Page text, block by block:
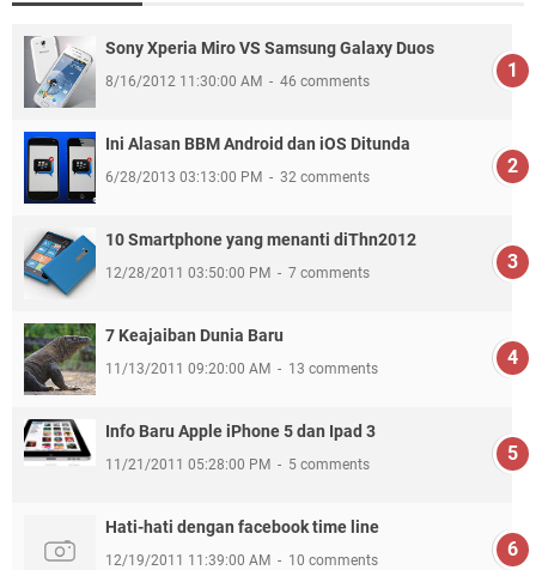
Sony Xperia Miro VS Samsung Galaxy Duos
8/16/2012 11:30:00 AM 46 comments
Ini Alasan BBM Android dan iOS Ditunda
6/28/2013 03:13:00 PM 32 comments
10 Smartphone yang menanti diThn2012
12/28/2011 03:50:00 PM 7 comments
7 Keajaiban Dunia Baru
11/13/2011 09:20:00 AM 13 comments
Info Baru Apple iPhone 5 dan Ipad 3
11/21/2011 05:28:00 PM 5 comments
Hati-hati dengan facebook time line
12/19/2011 11:39:00 AM 10 comments